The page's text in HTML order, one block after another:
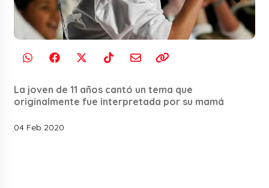
La joven de 11 años cantó un tema que
originalmente fue interpretada por su mamá
04 Feb 2020